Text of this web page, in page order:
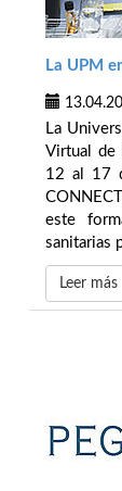
La UPM
La
Virtual de
12 al 17
este
sanitarias
Leer más